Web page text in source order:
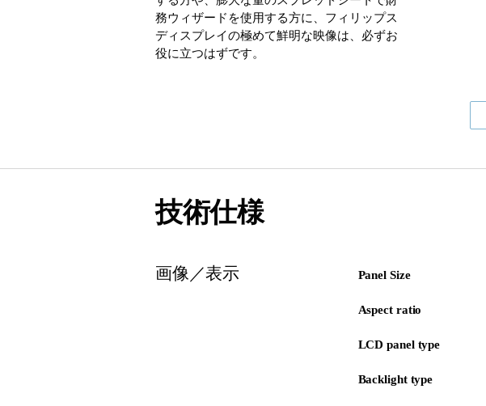
務ウィザードを使用する方に、フィリップス
ディスプレイの極めて鮮明な映像は、必ずお
役に立つはずです。
技術仕様
画像／表示 Panel Size
Aspect ratio
LCD panel type
Backlight type